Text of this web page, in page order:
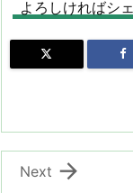
d
o
n
d
s
よろしければシ

Next